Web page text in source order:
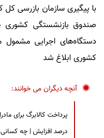
با پیگیری سازمان بازرسی
صندوق بازنشستگی
کشوری ابلاغ شد
آنچه دیگران می خوانند:
درصد افزایش | چه کسانی